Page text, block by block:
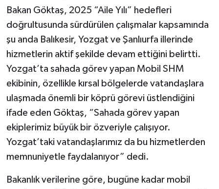
Bakan Göktaş, 2025 “Aile Yılı” hedefleri
doğrultusunda sürdürülen çalışmalar kapsamında
şu anda Balıkesir, Yozgat ve Şanlıurfa illerinde
hizmetlerin aktif şekilde devam ettiğini belirtti.
Yozgat’ta sahada görev yapan Mobil SHM
ekibinin, özellikle kırsal bölgelerde vatandaşlara
ulaşmada önemli bir köprü görevi üstlendiğini
ifade eden Göktaş, “Sahada görev yapan
ekiplerimiz büyük bir özveriyle çalışıyor.
Yozgat’taki vatandaşlarımız da bu hizmetlerden
memnuniyetle faydalanıyor” dedi.
Bakanlık verilerine göre, bugüne kadar mobil